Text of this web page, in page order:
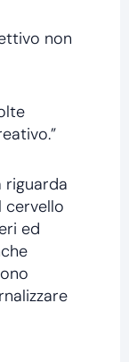
non
riguarda
cervello
ed